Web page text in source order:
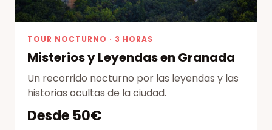
TOUR NOCTURNO · 3 HORAS
Misterios y Leyendas en Granada
Un recorrido nocturno por las leyendas y las
historias ocultas de la ciudad.
Desde 50€